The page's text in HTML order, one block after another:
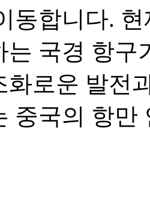
동합니다.
는 국경 항구
화로운 발전
중국의 항만